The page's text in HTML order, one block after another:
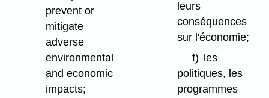
prevent or
mitigate
adverse
environmental
and economic
impacts;
leurs
conséquences
sur l'économie;
f)
les
politiques, les
programmes